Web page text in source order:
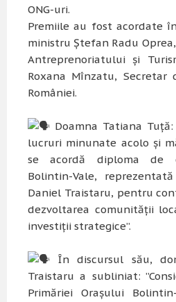
ONG-uri.
Premiile au fost acordate
ministru Ștefan Radu
Antreprenoriatului și
Roxana Mînzatu,
României.
Doamna Tatiana
lucruri minunate acolo și
se acordă diploma de
Bolintin-Vale,
Daniel Traistaru, pentru
dezvoltarea comunității
investiții strategice”.
În discursul său,
Traistaru a subliniat:
Primăriei Orașului